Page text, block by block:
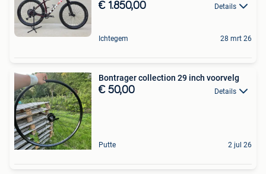
€ 1.850,00 Details
Ichtegem 28 mrt 26
Bontrager collection 29 inch voorvelg
€ 50,00 Details
Putte 2 jul 26